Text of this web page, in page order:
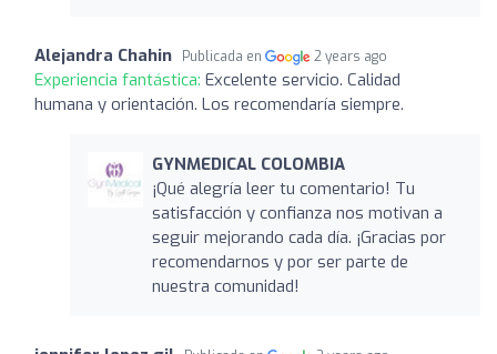
Alejandra Chahin Publicada en 2 years ago
Experiencia fantástica: Excelente servicio. Calidad
humana y orientación. Los recomendaría siempre.
GYNMEDICAL COLOMBIA
¡Qué alegría leer tu comentario! Tu
satisfacción y confianza nos motivan a
seguir mejorando cada día. ¡Gracias por
recomendarnos y por ser parte de
nuestra comunidad!